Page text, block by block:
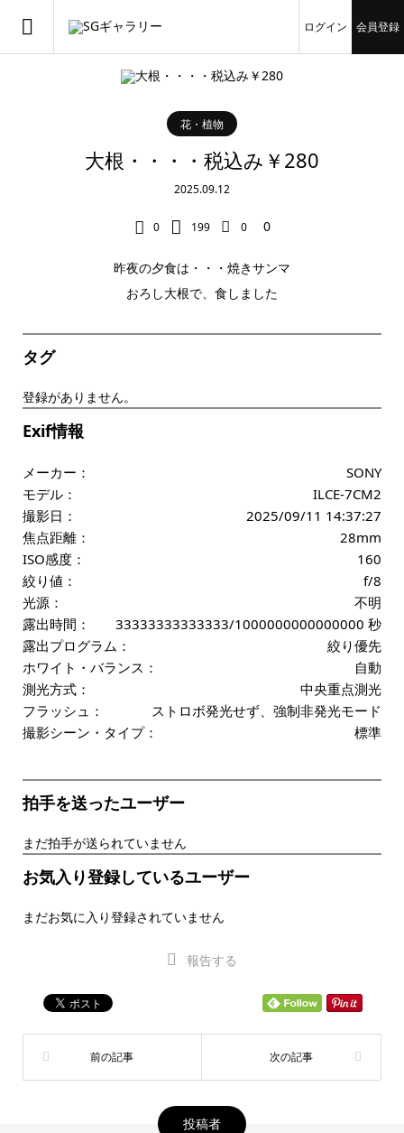
ログイン 会員登録
花・植物
大根・・・・税込み￥280
2025.09.12
0 199 0 0
昨夜の夕食は・・・焼きサンマ
おろし大根で、食しました
タグ
登録がありません。
Exif情報
メーカー：
SONY
モデル：
ILCE-7CM2
撮影日：
2025/09/11 14:37:27
焦点距離：
28mm
ISO感度：
160
絞り値：
f/8
光源：
不明
露出時間：
33333333333333/1000000000000000 秒
露出プログラム：
絞り優先
ホワイト・バランス：
自動
測光方式：
中央重点測光
フラッシュ：
ストロボ発光せず、強制非発光モード
撮影シーン・タイプ：
標準
拍手を送ったユーザー
まだ拍手が送られていません
お気入り登録しているユーザー
まだお気に入り登録されていません
報告する
投稿者